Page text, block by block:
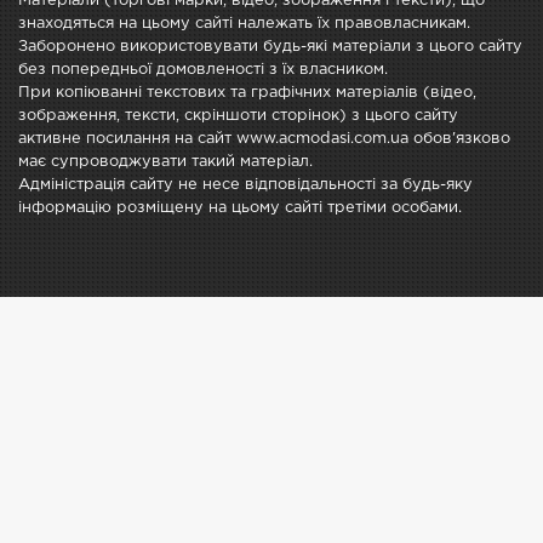
знаходяться на цьому сайті належать їх правовласникам.
Заборонено використовувати будь-які матеріали з цього сайту
без попередньої домовленості з їх власником.
При копіюванні текстових та графічних матеріалів (відео,
зображення, тексти, скріншоти сторінок) з цього сайту
активне посилання на сайт www.acmodasi.com.ua обов'язково
має супроводжувати такий матеріал.
Адміністрація сайту не несе відповідальності за будь-яку
інформацію розміщену на цьому сайті третіми особами.